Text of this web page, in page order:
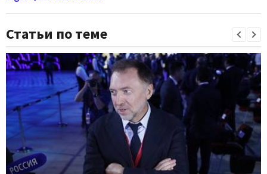
Статьи по теме